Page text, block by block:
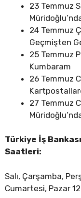
23 Temmuz
24 Temmuz
Geçmişten
25 Temmuz
Kumbaram
26 Temmuz
27 Temmuz
Türkiye İş
Saatleri:
Salı, Çarşamba,
Cumartesi, Pazar